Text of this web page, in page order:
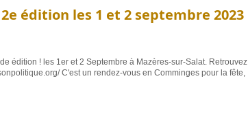
édition les 1 et 2 septembre 2023
édition ! les 1er et 2 Septembre à Mazères-sur-Salat. Retrouvez
C'est un rendez-vous en Comminges pour la fête,